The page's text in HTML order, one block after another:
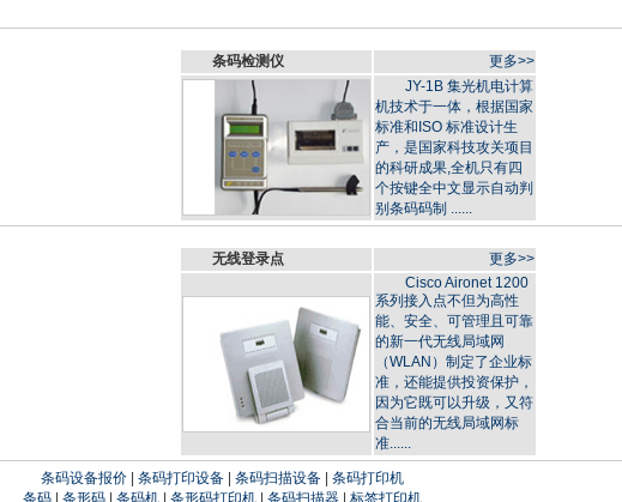
条码检测仪
更多>>
JY-1B 集光机电计算
机技术于一体，根据国家
标准和ISO 标准设计生
产，是国家科技攻关项目
的科研成果,全机只有四
个按键全中文显示自动判
别条码码制 ......
无线登录点
更多>>
Cisco Aironet 1200
系列接入点不但为高性
能、安全、可管理且可靠
的新一代无线局域网
（WLAN）制定了企业标
准，还能提供投资保护，
因为它既可以升级，又符
合当前的无线局域网标
准......
条码设备报价 条码打印设备 条码扫描设备
条码打印机
条码
条形码 条码机 条形码打印机 条码扫描器 标签打印机